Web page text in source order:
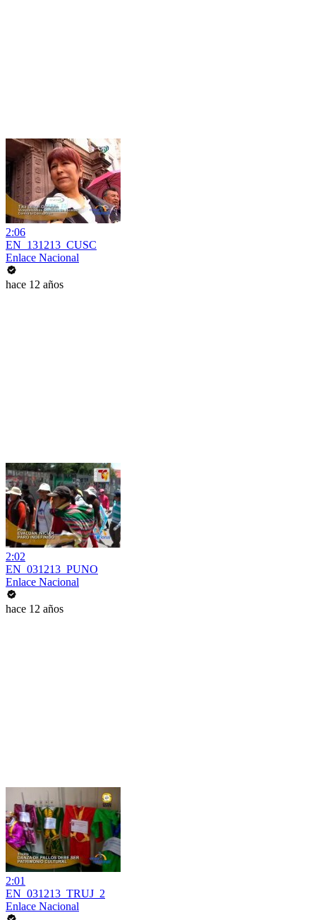
2:06
EN_131213_CUSC
Enlace Nacional
hace 12 años
2:02
EN_031213_PUNO
Enlace Nacional
hace 12 años
2:01
EN_031213_TRUJ_2
Enlace Nacional